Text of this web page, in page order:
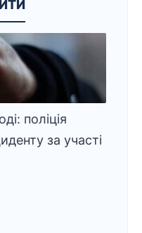
поліція
за участі